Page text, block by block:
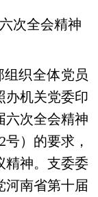
次全会精神
组织全体党员
办机关党委印
六次全会精神
号）的要求，
精神。支委委
河南省第十届